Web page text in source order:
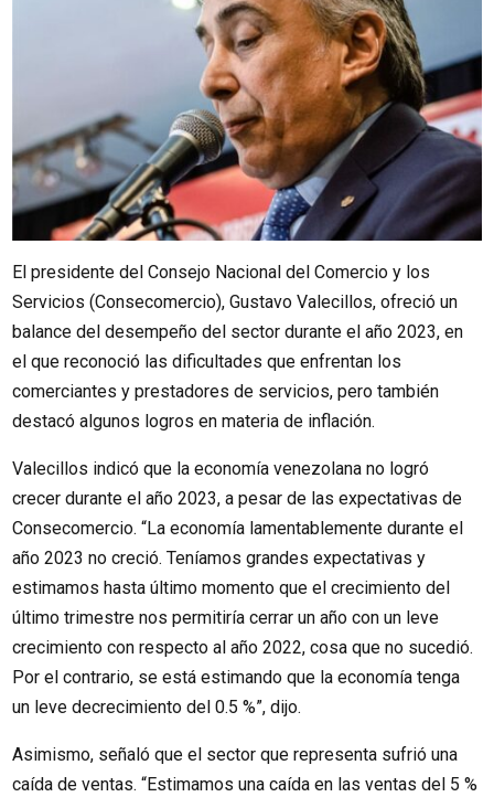
El presidente del Consejo Nacional del Comercio y los
Servicios (Consecomercio), Gustavo Valecillos, ofreció un
balance del desempeño del sector durante el año 2023, en
el que reconoció las dificultades que enfrentan los
comerciantes y prestadores de servicios, pero también
destacó algunos logros en materia de inflación.
Valecillos indicó que la economía venezolana no logró
crecer durante el año 2023, a pesar de las expectativas de
Consecomercio. “La economía lamentablemente durante el
año 2023 no creció. Teníamos grandes expectativas y
estimamos hasta último momento que el crecimiento del
último trimestre nos permitiría cerrar un año con un leve
crecimiento con respecto al año 2022, cosa que no sucedió.
Por el contrario, se está estimando que la economía tenga
un leve decrecimiento del 0.5 %”, dijo.
Asimismo, señaló que el sector que representa sufrió una
caída de ventas. “Estimamos una caída en las ventas del 5 %